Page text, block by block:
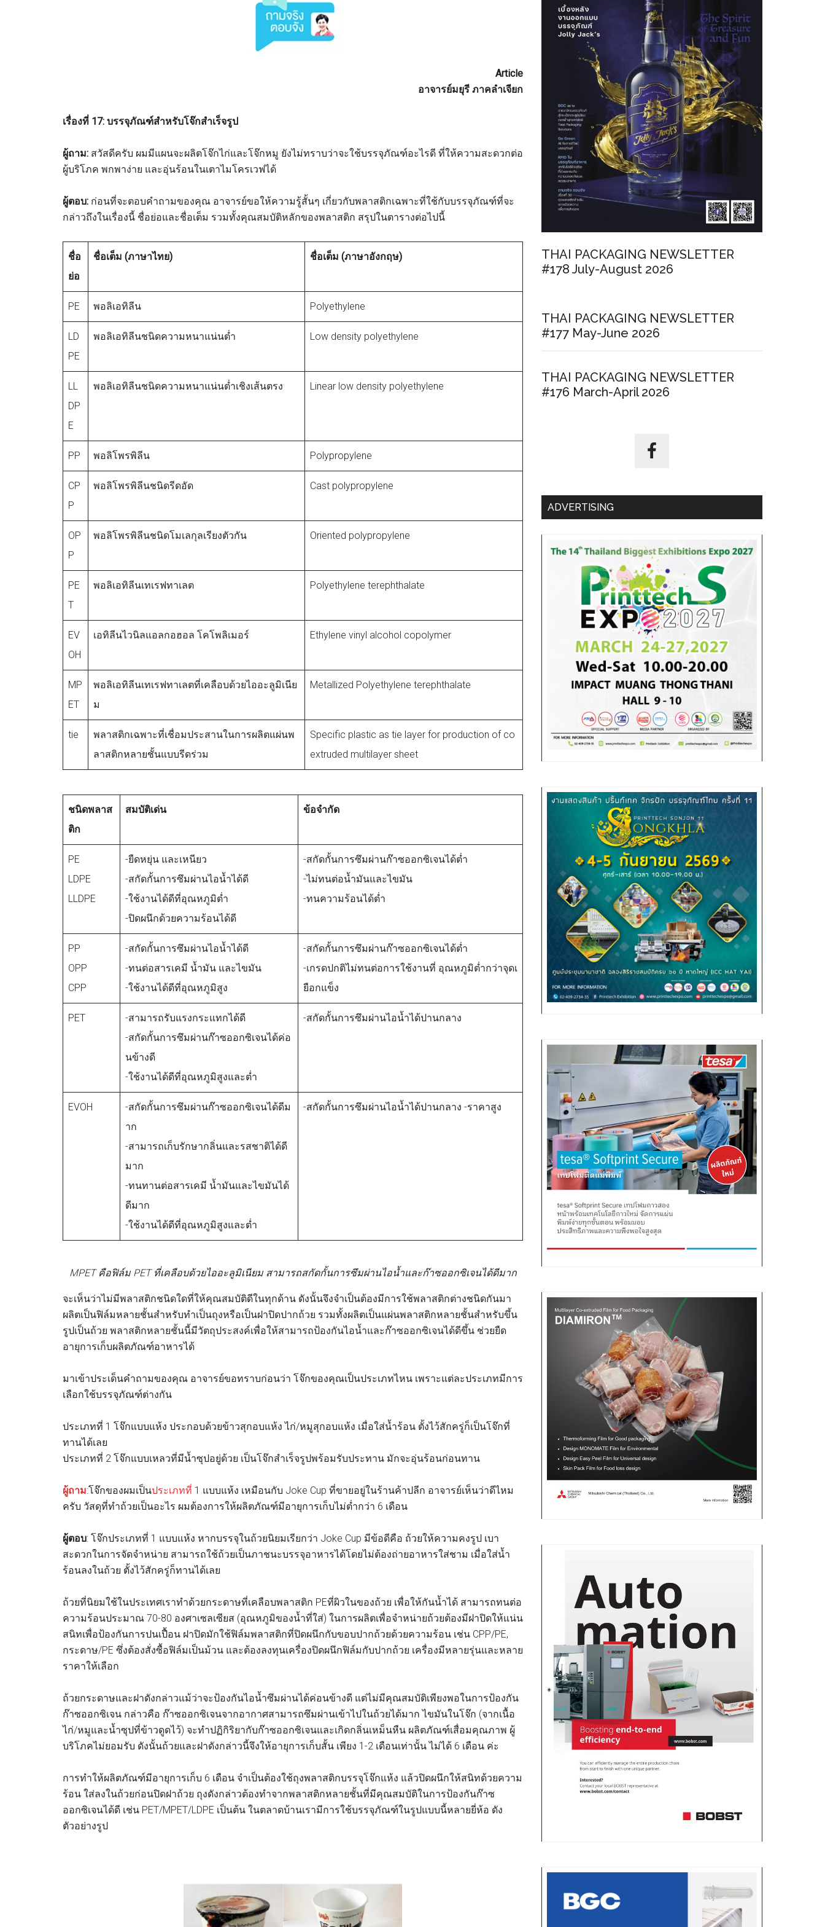
Article
อาจารย์มยุรี ภาคลำเจียก
เรื่องที่ 17: บรรจุภัณฑ์สำหรับโจ๊กสำเร็จรูป
ผู้ถาม: สวัสดีครับ ผมมีแผนจะผลิตโจ๊กไก่และโจ๊กหมู ยังไม่ทราบว่าจะใช้บรรจุภัณฑ์อะไรดี ที่ให้ความสะดวกต่อ
ผู้บริโภค พกพาง่าย และอุ่นร้อนในเตาไมโครเวฟได้
ผู้ตอบ: ก่อนที่จะตอบคำถามของคุณ อาจารย์ขอให้ความรู้สั้นๆ เกี่ยวกับพลาสติกเฉพาะที่ใช้กับบรรจุภัณฑ์ที่จะ
กล่าวถึงในเรื่องนี้ ชื่อย่อและชื่อเต็ม รวมทั้งคุณสมบัติหลักของพลาสติก สรุปในตารางต่อไปนี้
ชื่อ
ย่อ
ชื่อเต็ม (ภาษาไทย) ชื่อเต็ม (ภาษาอังกฤษ)
PE พอลิเอทิลีน Polyethylene
LD
PE
พอลิเอทิลีนชนิดความหนาแน่นต่ำ Low density polyethylene
LL
DP
E
พอลิเอทิลีนชนิดความหนาแน่นต่ำเชิงเส้นตรง Linear low density polyethylene
PP พอลิโพรพิลีน Polypropylene
CP
P
พอลิโพรพิลีนชนิดรีดอัด Cast polypropylene
OP
P
พอลิโพรพิลีนชนิดโมเลกุลเรียงตัวกัน Oriented polypropylene
PE
T
พอลิเอทิลีนเทเรฟทาเลต Polyethylene terephthalate
EV
OH
เอทิลีนไวนิลแอลกอฮอล โคโพลิเมอร์ Ethylene vinyl alcohol copolymer
MP
ET
พอลิเอทิลีนเทเรฟทาเลตที่เคลือบด้วยไออะลูมิเนีย
ม
Metallized Polyethylene terephthalate
tie
พลาสติกเฉพาะที่เชื่อมประสานในการผลิตแผ่นพ
ลาสติกหลายชั้นแบบรีดร่วม
Specific plastic as tie layer for production of co
extruded multilayer sheet
ชนิดพลาส
ติก
สมบัติเด่น ข้อจำกัด
PE
LDPE
LLDPE
-ยืดหยุ่น และเหนียว
-สกัดกั้นการซึมผ่านไอน้ำได้ดี
-ใช้งานได้ดีที่อุณหภูมิต่ำ
-ปิดผนึกด้วยความร้อนได้ดี
-สกัดกั้นการซึมผ่านก๊าซออกซิเจนได้ต่ำ
-ไม่ทนต่อน้ำมันและไขมัน
-ทนความร้อนได้ต่ำ
PP
OPP
CPP
-สกัดกั้นการซึมผ่านไอน้ำได้ดี
-ทนต่อสารเคมี น้ำมัน และไขมัน
-ใช้งานได้ดีที่อุณหภูมิสูง
-สกัดกั้นการซึมผ่านก๊าซออกซิเจนได้ต่ำ
-เกรดปกติไม่ทนต่อการใช้งานที่ อุณหภูมิต่ำกว่าจุดเ
ยือกแข็ง
PET
-สามารถรับแรงกระแทกได้ดี
-สกัดกั้นการซึมผ่านก๊าซออกซิเจนได้ค่อ
นข้างดี
-ใช้งานได้ดีที่อุณหภูมิสูงและต่ำ
-สกัดกั้นการซึมผ่านไอน้ำได้ปานกลาง
EVOH
-สกัดกั้นการซึมผ่านก๊าซออกซิเจนได้ดีม
าก
-สามารถเก็บรักษากลิ่นและรสชาติได้ดี
มาก
-ทนทานต่อสารเคมี น้ำมันและไขมันได้
ดีมาก
-ใช้งานได้ดีที่อุณหภูมิสูงและต่ำ
-สกัดกั้นการซึมผ่านไอน้ำได้ปานกลาง -ราคาสูง
MPET คือฟิล์ม PET ที่เคลือบด้วยไออะลูมิเนียม สามารถสกัดกั้นการซึมผ่านไอน้ำและก๊าซออกซิเจนได้ดีมาก
จะเห็นว่าไม่มีพลาสติกชนิดใดที่ให้คุณสมบัติดีในทุกด้าน ดังนั้นจึงจำเป็นต้องมีการใช้พลาสติกต่างชนิดกันมา
ผลิตเป็นฟิล์มหลายชั้นสำหรับทำเป็นถุงหรือเป็นฝาปิดปากถ้วย รวมทั้งผลิตเป็นแผ่นพลาสติกหลายชั้นสำหรับขึ้น
รูปเป็นถ้วย พลาสติกหลายชั้นนี้มีวัตถุประสงค์เพื่อให้สามารถป้องกันไอน้ำและก๊าซออกซิเจนได้ดีขึ้น ช่วยยืด
อายุการเก็บผลิตภัณฑ์อาหารได้
มาเข้าประเด็นคำถามของคุณ อาจารย์ขอทราบก่อนว่า โจ๊กของคุณเป็นประเภทไหน เพราะแต่ละประเภทมีการ
เลือกใช้บรรจุภัณฑ์ต่างกัน
ประเภทที่ 1 โจ๊กแบบแห้ง ประกอบด้วยข้าวสุกอบแห้ง ไก่/หมูสุกอบแห้ง เมื่อใส่น้ำร้อน ตั้งไว้สักครู่ก็เป็นโจ๊กที่
ทานได้เลย
ประเภทที่ 2 โจ๊กแบบเหลวที่มีน้ำซุปอยู่ด้วย เป็นโจ๊กสำเร็จรูปพร้อมรับประทาน มักจะอุ่นร้อนก่อนทาน
ผู้ถาม:โจ๊กของผมเป็นประเภทที่ 1 แบบแห้ง เหมือนกับ Joke Cup ที่ขายอยู่ในร้านค้าปลีก อาจารย์เห็นว่าดีไหม
ครับ วัสดุที่ทำถ้วยเป็นอะไร ผมต้องการให้ผลิตภัณฑ์มีอายุการเก็บไม่ต่ำกว่า 6 เดือน
ผู้ตอบ: โจ๊กประเภทที่ 1 แบบแห้ง หากบรรจุในถ้วยนิยมเรียกว่า Joke Cup มีข้อดีคือ ถ้วยให้ความคงรูป เบา
สะดวกในการจัดจำหน่าย สามารถใช้ถ้วยเป็นภาชนะบรรจุอาหารได้โดยไม่ต้องถ่ายอาหารใส่ชาม เมื่อใส่น้ำ
ร้อนลงในถ้วย ตั้งไว้สักครู่ก็ทานได้เลย
ถ้วยที่นิยมใช้ในประเทศเราทำด้วยกระดาษที่เคลือบพลาสติก PEที่ผิวในของถ้วย เพื่อให้กันน้ำได้ สามารถทนต่อ
ความร้อนประมาณ 70-80 องศาเซลเซียส (อุณหภูมิของน้ำที่ใส่) ในการผลิตเพื่อจำหน่ายถ้วยต้องมีฝาปิดให้แน่น
สนิทเพื่อป้องกันการปนเปื้อน ฝาปิดมักใช้ฟิล์มพลาสติกที่ปิดผนึกกับขอบปากถ้วยด้วยความร้อน เช่น CPP/PE,
กระดาษ/PE ซึ่งต้องสั่งซื้อฟิล์มเป็นม้วน และต้องลงทุนเครื่องปิดผนึกฟิล์มกับปากถ้วย เครื่องมีหลายรุ่นและหลาย
ราคาให้เลือก
ถ้วยกระดาษและฝาดังกล่าวแม้ว่าจะป้องกันไอน้ำซึมผ่านได้ค่อนข้างดี แต่ไม่มีคุณสมบัติเพียงพอในการป้องกัน
ก๊าซออกซิเจน กล่าวคือ ก๊าซออกซิเจนจากอากาศสามารถซึมผ่านเข้าไปในถ้วยได้มาก ไขมันในโจ๊ก (จากเนื้อ
ไก่/หมูและน้ำซุปที่ข้าวดูดไว้) จะทำปฏิกิริยากับก๊าซออกซิเจนและเกิดกลิ่นเหม็นหืน ผลิตภัณฑ์เสื่อมคุณภาพ ผู้
บริโภคไม่ยอมรับ ดังนั้นถ้วยและฝาดังกล่าวนี้จึงให้อายุการเก็บสั้น เพียง 1-2 เดือนเท่านั้น ไม่ได้ 6 เดือน ค่ะ
การทำให้ผลิตภัณฑ์มีอายุการเก็บ 6 เดือน จำเป็นต้องใช้ถุงพลาสติกบรรจุโจ๊กแห้ง แล้วปิดผนึกให้สนิทด้วยความ
ร้อน ใส่ลงในถ้วยก่อนปิดฝาถ้วย ถุงดังกล่าวต้องทำจากพลาสติกหลายชั้นที่มีคุณสมบัติในการป้องกันก๊าซ
ออกซิเจนได้ดี เช่น PET/MPET/LDPE เป็นต้น ในตลาดบ้านเรามีการใช้บรรจุภัณฑ์ในรูปแบบนี้หลายยี่ห้อ ดัง
ตัวอย่างรูป
THAI PACKAGING NEWSLETTER
#178 July-August 2026
THAI PACKAGING NEWSLETTER
#177 May-June 2026
THAI PACKAGING NEWSLETTER
#176 March-April 2026
ADVERTISING